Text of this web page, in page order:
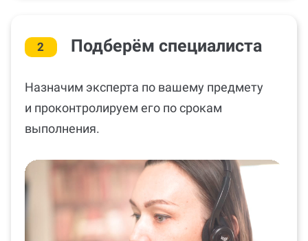
Подберём специалиста
Назначим эксперта по вашему предмету
и проконтролируем его по срокам
выполнения.